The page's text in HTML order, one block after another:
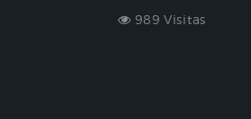
989 Visitas